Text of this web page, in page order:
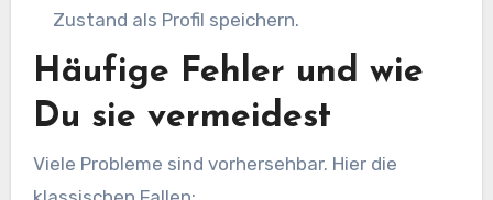
Zustand als Profil speichern.
Häufige Fehler und wie
Du sie vermeidest
Viele Probleme sind vorhersehbar. Hier die